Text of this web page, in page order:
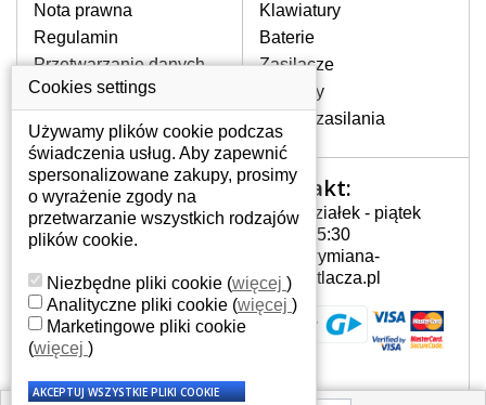
W JAKI SPOSÓB MOŻE SIĘ
PRZEJAWIAĆ USTERKA
Częstymi objawami są pomijanie liter
czy wyświetlanie innych liter oraz
dublowanie tych samych znaków. W
przypadku podlicia klawisze nie
powrócą do pierwotnej pozycji. Albo
też uszkodzenie mechaniczne, np.
JAK TO DZIAŁA?
Klawiatura składa się z kilku
warstw folii, z których przewodzą
przewodzące warstwy.
Nota prawna
Regulamin
Przetwarzanie danych
osobowych
Gdzie nas znajdziesz
Klawiatury
Baterie
Zasilacze
Zawiasy
Złącza zasilania
Twoje konto
Twoje konto
Dane osobowe
Adresy
Historia zamówień
Kontakt:
Poniedziałek - piątek
7:00 - 15:30
info@wymiana-
wyswietlacza.pl
Cookies settings
Używamy plików cookie podczas
świadczenia usług. Aby zapewnić
spersonalizowane zakupy, prosimy
o wyrażenie zgody na
przetwarzanie wszystkich rodzajów
plików cookie.
Niezbędne pliki cookie (więcej )
Analityczne pliki cookie (więcej )
Marketingowe pliki cookie
(więcej )